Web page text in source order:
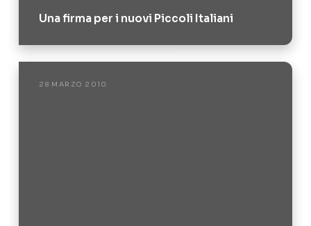
Una firma per i nuovi Piccoli Italiani
28 MARZO 2010